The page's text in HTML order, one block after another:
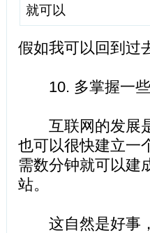
就可以
假如我可以回到过
10. 多掌握一些
互联网的发展是
也可以很快建立一
需数分钟就可以建
站。
这自然是好事，